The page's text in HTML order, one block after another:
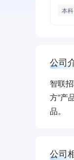
本科
公司
智联
方”产
品。
公司